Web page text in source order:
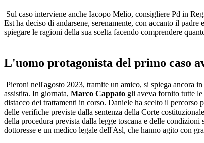
Sul caso interviene anche Iacopo Melio, consigliere Pd in
Est ha deciso di andarsene, serenamente, con accanto il
spiegare le ragioni della sua scelta facendo comprendere
L'uomo protagonista del primo caso
Pieroni nell'agosto 2023, tramite un amico, si spiega ancora
assistita. In giornata, Marco Cappato gli aveva fornito tutte
distacco dei trattamenti in corso. Daniele ha scelto il
delle verifiche previste dalla sentenza della Corte
della procedura prevista dalla legge toscana e delle
dottoresse e un medico legale dell'Asl, che hanno agito con